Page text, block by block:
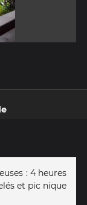
: 4 heures
et pic nique